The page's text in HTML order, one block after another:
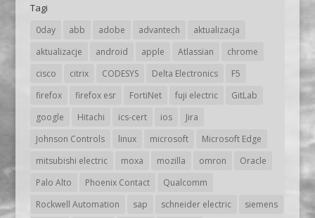
Tagi
0day abb adobe advantech
aktualizacja
aktualizacje
android apple Atlassian
chrome
cisco
citrix CODESYS Delta Electronics
F5
firefox
firefox esr FortiNet fuji electric
GitLab
google
Hitachi ics-cert ios
Jira
Johnson Controls
linux microsoft
Microsoft Edge
mitsubishi electric
moxa mozilla omron
Oracle
Palo Alto
Phoenix Contact
Qualcomm
Rockwell Automation
sap schneider electric
siemens